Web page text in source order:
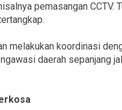
pemasangan CCTV.
melakukan koordinasi
daerah sepanjang